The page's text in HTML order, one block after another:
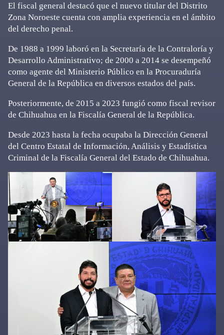
El fiscal general destacó que el nuevo titular del Distrito
Zona Noroeste cuenta con amplia experiencia en el ámbito
del derecho penal.
De 1988 a 1999 laboró en la Secretaría de la Contraloría y
Desarrollo Administrativo; de 2000 a 2014 se desempeñó
como agente del Ministerio Público en la Procuraduría
General de la República en diversos estados del país.
Posteriormente, de 2015 a 2023 fungió como fiscal revisor
de Chihuahua en la Fiscalía General de la República.
Desde 2023 hasta la fecha ocupaba la Dirección General
del Centro Estatal de Información, Análisis y Estadística
Criminal de la Fiscalía General del Estado de Chihuahua.